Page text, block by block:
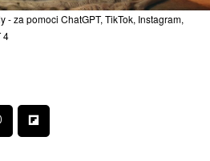
- za pomoci ChatGPT, TikTok, Instagram,
4